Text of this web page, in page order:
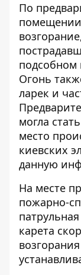
По
Огонь
ларек и
могла
место
киевских
данную
На месте
пожарно-
карета